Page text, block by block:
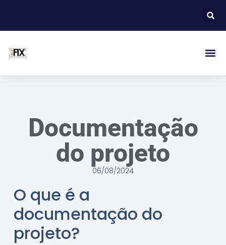
Documentação
do projeto
06/08/2024
O que é a
documentação do
projeto?